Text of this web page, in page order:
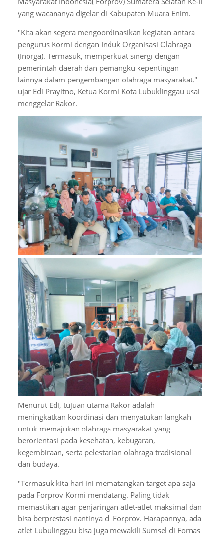
yang wacananya digelar di Kabupaten Muara Enim.
"Kita akan segera mengoordinasikan kegiatan antara
pengurus Kormi dengan Induk Organisasi Olahraga
(Inorga). Termasuk, memperkuat sinergi dengan
pemerintah daerah dan pemangku kepentingan
lainnya dalam pengembangan olahraga masyarakat,"
ujar Edi Prayitno, Ketua Kormi Kota Lubuklinggau usai
menggelar Rakor.
Menurut Edi, tujuan utama Rakor adalah
meningkatkan koordinasi dan menyatukan langkah
untuk memajukan olahraga masyarakat yang
berorientasi pada kesehatan, kebugaran,
kegembiraan, serta pelestarian olahraga tradisional
dan budaya.
"Termasuk kita hari ini mematangkan target apa saja
pada Forprov Kormi mendatang. Paling tidak
memastikan agar penjaringan atlet-atlet maksimal dan
bisa berprestasi nantinya di Forprov. Harapannya, ada
atlet Lubulinggau bisa juga mewakili Sumsel di Fornas